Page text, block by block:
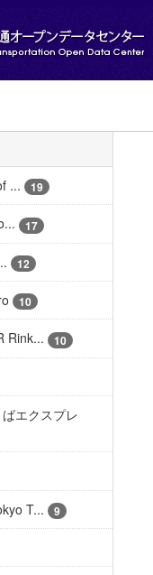
...
19
17
12
10
Rink... 10
エクスプレ
T... 9